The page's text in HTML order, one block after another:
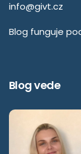
info@givt.cz
Blog funguje
Blog vede